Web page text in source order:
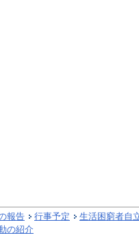
報告 行事予定
生活困窮者自
の紹介